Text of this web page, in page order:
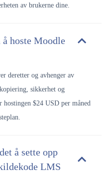
av brukerne dine.
å hoste Moodle
deretter og avhenger av
sikkerhet og
hostingen $24 USD per måned
å sette opp
LMS